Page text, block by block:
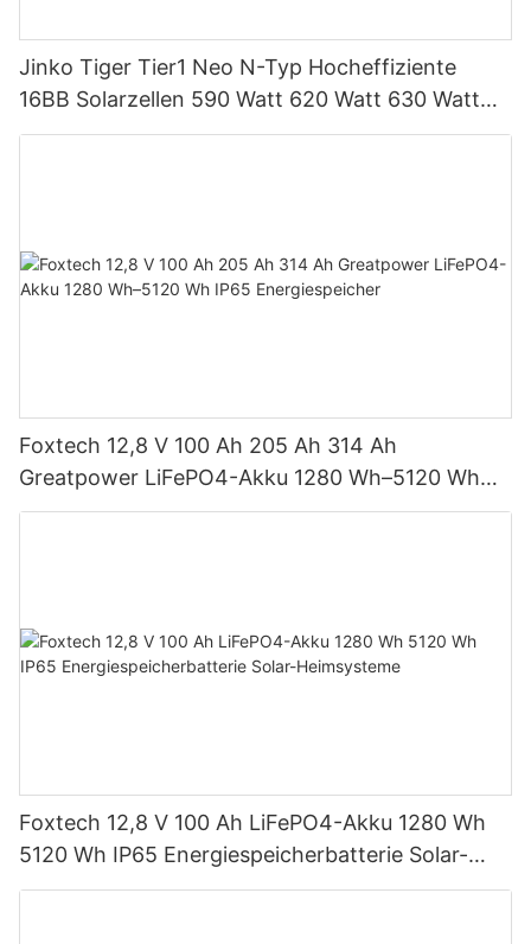
Jinko Tiger Tier1 Neo N-Typ Hocheffiziente
16BB Solarzellen 590 Watt 620 Watt 630 Watt
650 Watt Bifaziales Modul mit Dual
Foxtech 12,8 V 100 Ah 205 Ah 314 Ah
Greatpower LiFePO4-Akku 1280 Wh–5120 Wh
IP65 Energiespeicher
Foxtech 12,8 V 100 Ah LiFePO4-Akku 1280 Wh
5120 Wh IP65 Energiespeicherbatterie Solar-
Heimsysteme